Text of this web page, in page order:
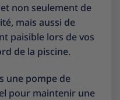
non seulement de
mais aussi de
paisible lors de vos
de la piscine.
une pompe de
pour maintenir une